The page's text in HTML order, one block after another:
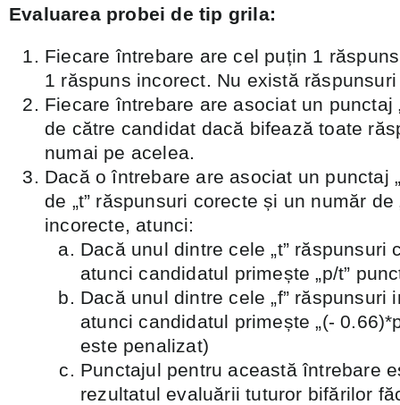
Evaluarea probei de tip grila:
Fiecare întrebare are cel puțin 1
1 răspuns incorect. Nu există răspunsuri
Fiecare întrebare are asociat un punctaj
de către candidat dacă bifează toate
numai pe acelea.
Dacă o întrebare are asociat un punctaj
de „t” răspunsuri corecte și un număr de
incorecte, atunci:
Dacă unul dintre cele „t” răspunsuri
atunci candidatul primește „p/t”
Dacă unul dintre cele „f” răspunsuri
atunci candidatul primește „(-
este penalizat)
Punctajul pentru această întrebare
rezultatul evaluării tuturor bifărilor